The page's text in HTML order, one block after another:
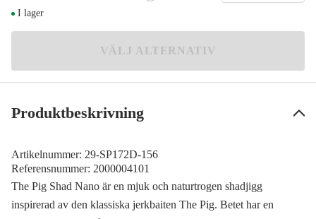
Arkansas Shiner
Baby Brown
Bubblegum Shiner
Fire Tiger
Meddela mig
I lager
VÄLJ ALTERNATIV
Produktbeskrivning
Artikelnummer: 29-SP172D-156
Referensnummer: 2000004101
The Pig Shad Nano är en mjuk och naturtrogen shadjigg
inspirerad av den klassiska jerkbaiten The Pig. Betet har en